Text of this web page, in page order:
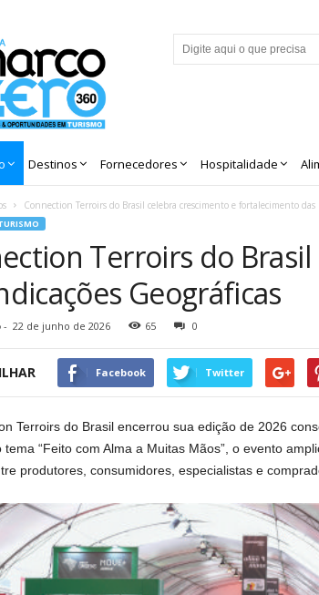
Destinos Fornecedores Hospitalidade
Connection Terroirs do Brasil celebra crescimento e fortalecimento das
Terroirs do
Geográficas
- 22 de junho de 2026 65 0
Facebook Twitter
Terroirs do Brasil encerrou sua edição de 2026
tema “Feito com Alma a Muitas Mãos”, o evento
produtores, consumidores, especialistas e